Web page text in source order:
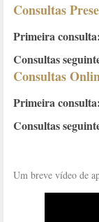
Consultas
Primeira consulta:
Consultas
Consultas
Primeira consulta:
Consultas
Um breve vídeo de